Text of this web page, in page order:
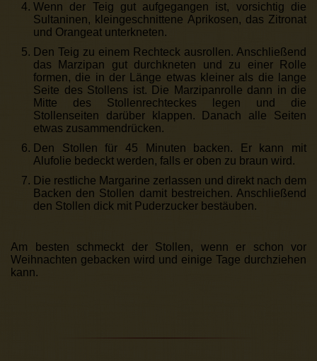
Wenn der Teig gut aufgegangen ist, vorsichtig die
Sultaninen, kleingeschnittene Aprikosen, das Zitronat
und Orangeat unterkneten.
Den Teig zu einem Rechteck ausrollen. Anschließend
das Marzipan gut durchkneten und zu einer Rolle
formen, die in der Länge etwas kleiner als die lange
Seite des Stollens ist. Die Marzipanrolle dann in die
Mitte des Stollenrechteckes legen und die
Stollenseiten darüber klappen. Danach alle Seiten
etwas zusammendrücken.
Den Stollen für 45 Minuten backen. Er kann mit
Alufolie bedeckt werden, falls er oben zu braun wird.
Die restliche Margarine zerlassen und direkt nach dem
Backen den Stollen damit bestreichen. Anschließend
den Stollen dick mit Puderzucker bestäuben.
Am besten schmeckt der Stollen, wenn er schon vor
Weihnachten gebacken wird und einige Tage durchziehen
kann.